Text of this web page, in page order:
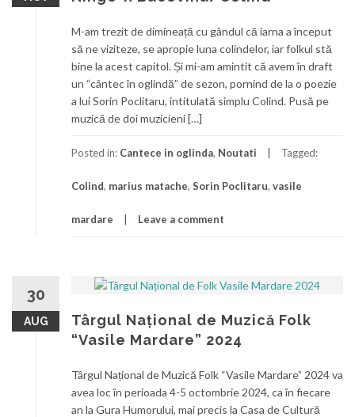
M-am trezit de dimineață cu gândul că iarna a început
să ne viziteze, se apropie luna colindelor, iar folkul stă
bine la acest capitol. Și mi-am amintit că avem în draft
un “cântec în oglindă” de sezon, pornind de la o poezie
a lui Sorin Poclitaru, intitulată simplu Colind. Pusă pe
muzică de doi muzicieni […]
Posted in: Cantece in oglinda, Noutati Tagged:
Colind, marius matache, Sorin Poclitaru, vasile
mardare Leave a comment
30
AUG
Târgul Național de Muzică Folk
“Vasile Mardare” 2024
Târgul Național de Muzică Folk “Vasile Mardare” 2024 va
avea loc în perioada 4-5 octombrie 2024, ca în fiecare
an la Gura Humorului, mai precis la Casa de Cultură